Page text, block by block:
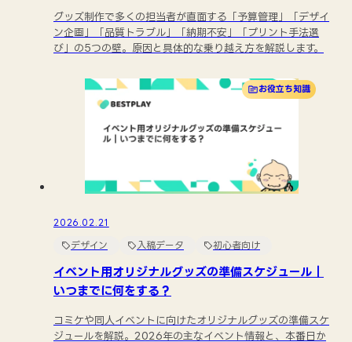
グッズ制作で多くの担当者が直面する「予算管理」「デザイ
ン企画」「品質トラブル」「納期不安」「プリント手法選
び」の5つの壁。原因と具体的な乗り越え方を解説します。
お役立ち知識
2026.02.21
デザイン 入稿データ 初心者向け
イベント用オリジナルグッズの準備スケジュール｜
いつまでに何をする？
コミケや同人イベントに向けたオリジナルグッズの準備スケ
ジュールを解説。2026年の主なイベント情報と、本番日か